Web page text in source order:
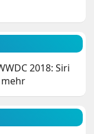
2018: Siri